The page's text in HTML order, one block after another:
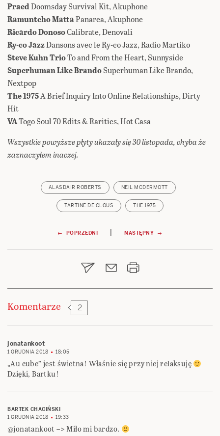
PraedDoomsday Survival Kit, Akuphone
Ramuntcho MattaPanarea, Akuphone
Ricardo DonosoCalibrate, Denovali
Ry-co JazzDansons avec le Ry-co Jazz, Radio Martiko
Steve Kuhn TrioTo and From the Heart, Sunnyside
Superhuman Like BrandoSuperhuman Like Brando,
Nextpop
The 1975A Brief Inquiry Into Online Relationships, Dirty
Hit
VATogo Soul 70 Edits & Rarities, Hot Casa
Wszystkie powyższe płyty ukazały się 30 listopada, chyba że
zaznaczyłem inaczej.
ALASDAIR ROBERTS NEIL MCDERMOTT
TARTINE DE CLOUS THE 1975
Nawigacja
wpisu
← POPRZEDNI | NASTĘPNY →
Komentarze 2
jonatankoot
1 GRUDNIA 2018 18:05
„Au cube” jest świetna! Właśnie się przy niej relaksuję
Dzięki, Bartku!
BARTEK CHACIŃSKI
1 GRUDNIA 2018
19:33
@jonatankoot –> Miło mi bardzo.